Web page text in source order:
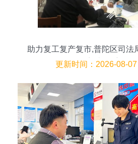
助力复工复产复市,普陀区司法
开门办公 主动
更新时间：2026-08-